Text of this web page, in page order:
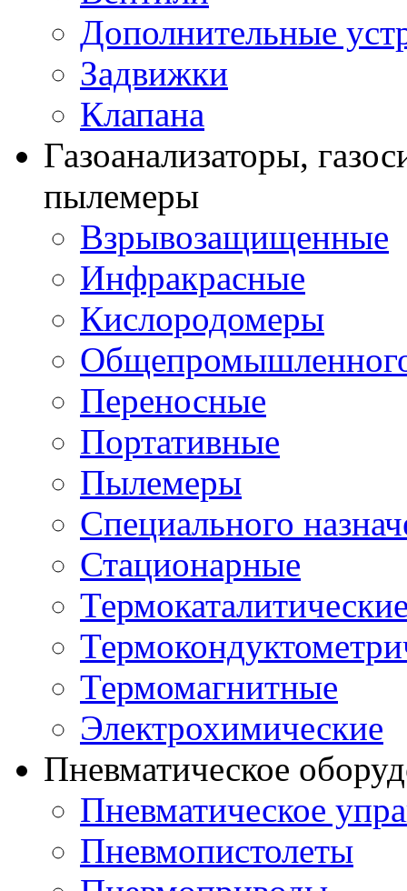
Дополнительные
Задвижки
Клапана
Газоанализаторы,
пылемеры
Взрывозащищенные
Инфракрасные
Кислородомеры
Переносные
Портативные
Пылемеры
Специального
Стационарные
Термомагнитные
Электрохимические
Пневматическое
Пневматическое
Пневмопистолеты